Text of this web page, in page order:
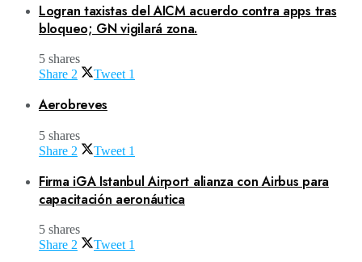
Logran taxistas del AICM acuerdo contra apps tras
bloqueo; GN vigilará zona.
5 shares
Share 2 Tweet 1
Aerobreves
5 shares
Share 2 Tweet 1
Firma iGA Istanbul Airport alianza con Airbus para
capacitación aeronáutica
5 shares
Share 2 Tweet 1